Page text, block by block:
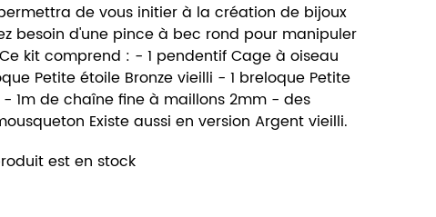
de vous initier à la création de bijoux
besoin d'une pince à bec rond pour manipuler
kit comprend : - 1 pendentif Cage à oiseau
Petite étoile Bronze vieilli - 1 breloque Petite
- 1m de chaîne fine à maillons 2mm - des
Existe aussi en version Argent vieilli.
est en stock